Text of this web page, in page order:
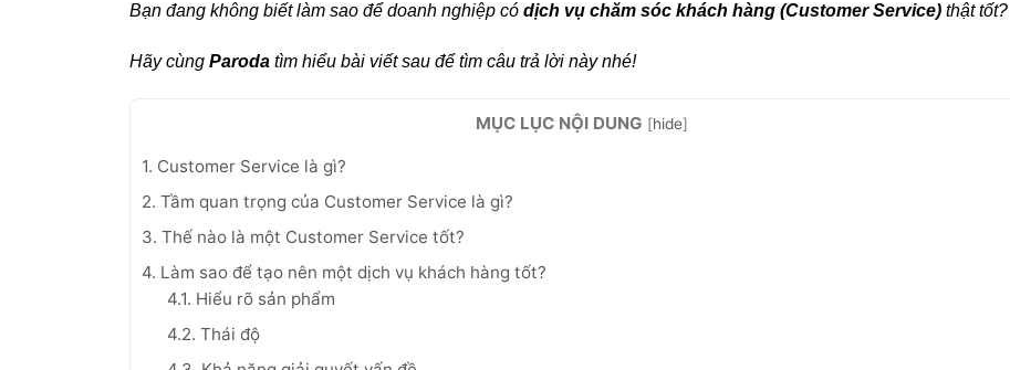
Bạn đang không biết làm sao để doanh nghiệp có dịch vụ chăm sóc khách hàng (Customer Service) thật tốt?
Hãy cùng Paroda tìm hiểu bài viết sau để tìm câu trả lời này nhé!
MỤC LỤC NỘI DUNG [hide]
1. Customer Service là gì?
2. Tầm quan trọng của Customer Service là gì?
3. Thế nào là một Customer Service tốt?
4. Làm sao để tạo nên một dịch vụ khách hàng tốt?
4.1. Hiểu rõ sản phẩm
4.2. Thái độ